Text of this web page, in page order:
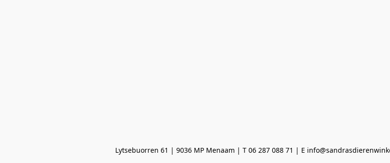
Lytsebuorren 61 | 9036 MP Menaam | T 06 287 088 71 | E